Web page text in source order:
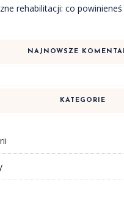
rehabilitacji: co powinieneś
NAJNOWSZE
KATEGORIE